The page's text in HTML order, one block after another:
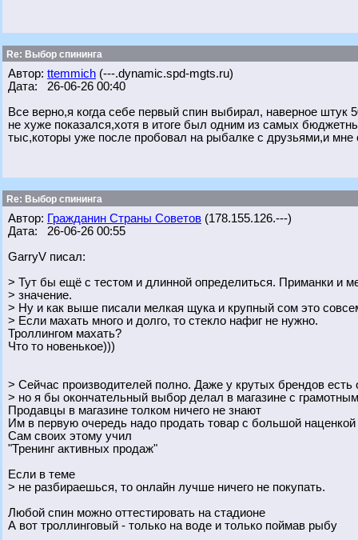
Re: Выбор спининга
Автор: ttemmich (---.dynamic.spd-mgts.ru)
Дата: 26-06-26 00:40
Все верно,я когда себе первый спин выбирал, наверное штук
не хуже показался,хотя в итоге был одним из самых
тыс,которы уже после пробовал на рыбалке с друзьями,и
Re: Выбор спининга
Автор: Гражданин Страны Советов (178.155.126.---)
Дата: 26-06-26 00:55
GarryV писал:
> Тут бы ещё с тестом и длинной определиться. Приманки и
> значение.
> Ну и как выше писали мелкая щука и крупный сом это
> Если махать много и долго, то стекло нафиг не нужно.
Троллингом махать?
Что то новенькое)))
> Сейчас производителей полно. Даже у крутых брендов
> но я бы окончательный выбор делал в магазине с
Продавцы в магазине толком ничего не знают
Им в первую очередь надо продать товар с большой наценкой
Сам своих этому учил
"Тренинг активных продаж"
Если в теме
> не разбираешься, то онлайн лучше ничего не покупать.
Любой спин можно оттестировать на стадионе
А вот троллинговый - только на воде и только поймав рыбу